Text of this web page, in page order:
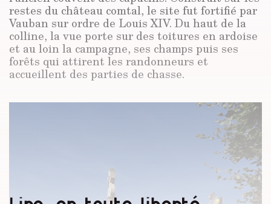
restes du château comtal, le site fut fortifié par
Vauban sur ordre de Louis XIV. Du haut de la
colline, la vue porte sur des toitures en ardoise
et au loin la campagne, ses champs puis ses
forêts qui attirent les randonneurs et
accueillent des parties de chasse.